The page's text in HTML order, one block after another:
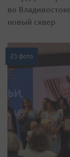
во
новый сквер
23 фото